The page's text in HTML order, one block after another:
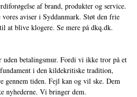
af brand, produkter og service.
aviser i Syddanmark. Støt den frie
at blive klogere. Se mere på dkq.dk.
uden betalingsmur. Fordi vi ikke tror på et
i den kildekritiske tradition,
gennem tiden. Fejl kan og vil ske. Dem
nyhederne. Vi bringer dem.